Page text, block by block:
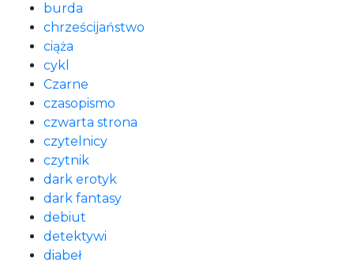
burda
chrześcijaństwo
ciąża
cykl
Czarne
czasopismo
czwarta strona
czytelnicy
czytnik
dark erotyk
dark fantasy
debiut
detektywi
diabeł